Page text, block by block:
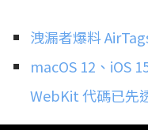
洩漏者爆料
macOS 12、iOS
WebKit 代碼已先